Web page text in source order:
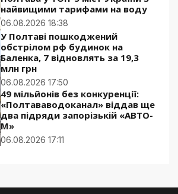
найвищими тарифами на воду
06.08.2026 18:38
У Полтаві пошкоджений
обстрілом рф будинок на
Баленка, 7 відновлять за 19,3
млн грн
06.08.2026 17:50
49 мільйонів без конкуренції:
«Полтававодоканал» віддав ще
два підряди запорізькій «АВТО-
М»
06.08.2026 17:11